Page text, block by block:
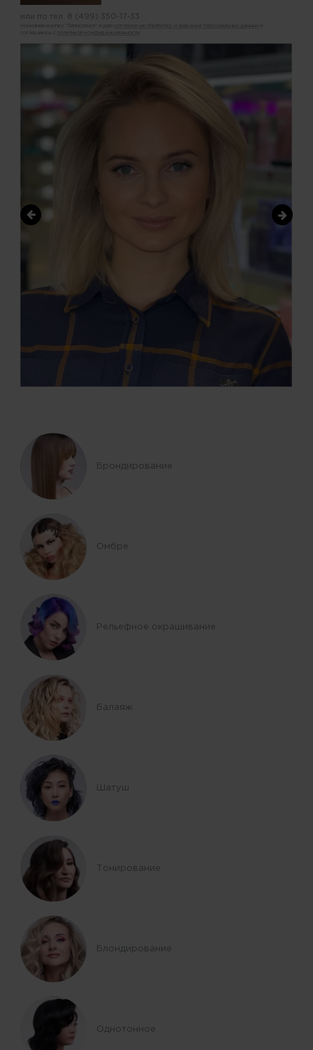
или по тел. 8 (499) 350-17-33
Нажимая кнопку "Записаться" я даю согласие на обработку и хранение персональных данных
политикой конфиденциальности
Брондирование
Омбре
Рельефное окрашивание
Балаяж
Шатуш
Тонирование
Блондирование
Однотонное